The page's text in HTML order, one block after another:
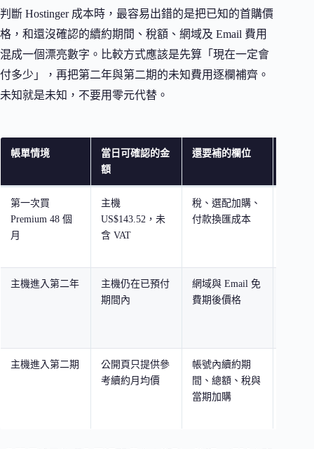
判斷 Hostinger 成本時，最容易出錯的是把已知的首購價
格，和還沒確認的續約期間、稅額、網域及 Email 費用
混成一個漂亮數字。比較方式應該是先算「現在一定會
付多少」，再把第二年與第二期的未知費用逐欄補齊。
未知就是未知，不要用零元代替。
帳單情境
當日可確認的金
額
還要補的欄位
第一次買
Premium 48 個
月
主機
US$143.52，未
含 VAT
稅、選配加購、
付款換匯成本
主機進入第二年
主機仍在已預付
期間內
網域與 Email 免
費期後價格
主機進入第二期
公開頁只提供參
考續約月均價
帳號內續約期
間、總額、稅與
當期加購